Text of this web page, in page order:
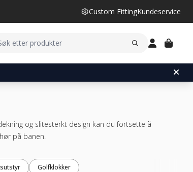
Custom FittingKundeservice
og slitesterkt design kan du fortsette å
på banen.
Golfklokker